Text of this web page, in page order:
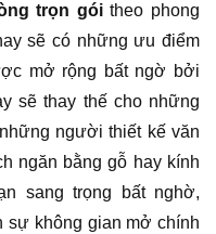
trọn góitheo phong
sẽ có những ưu điểm
mở rộng bất ngờ bởi
sẽ thay thế cho những
người thiết kế văn
ngăn bằng gỗ hay kính
sang trọng bất nghờ,
sự không gian mở chính